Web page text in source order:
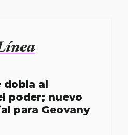
dobla al
poder; nuevo
para Geovany